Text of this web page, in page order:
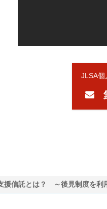
JLSA個
援信託とは？ ～後見制度を利